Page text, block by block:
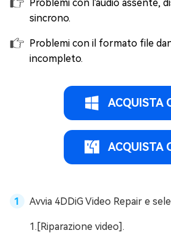
Problemi con l'audio assente,
sincrono.
Problemi con il formato file
incompleto.
ACQUISTA
ACQUISTA
Avvia 4DDiG Video Repair e
1.[Riparazione video].